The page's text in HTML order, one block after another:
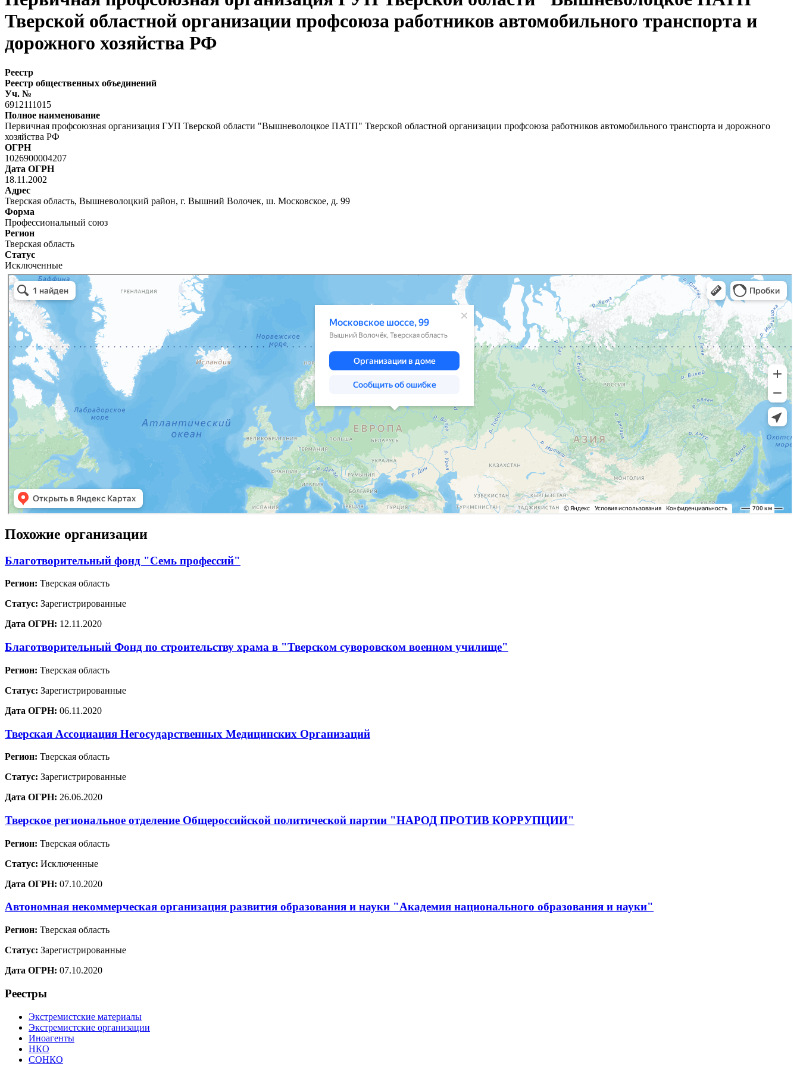
Тверской областной организации профсоюза работников автомобильного транспорта и
дорожного хозяйства РФ
Реестр
Реестр общественных объединений
Уч. №
6912111015
Полное наименование
Первичная профсоюзная организация ГУП Тверской области "Вышневолоцкое ПАТП" Тверской областной организации профсоюза работников автомобильного транспорта и дорожного
хозяйства РФ
ОГРН
1026900004207
Дата ОГРН
18.11.2002
Адрес
Тверская область, Вышневолоцкий район, г. Вышний Волочек, ш. Московское, д. 99
Форма
Профессиональный союз
Регион
Тверская область
Статус
Исключенные
Похожие организации
Благотворительный фонд "Семь профессий"
Регион: Тверская область
Статус: Зарегистрированные
Дата ОГРН: 12.11.2020
Благотворительный Фонд по строительству храма в "Тверском суворовском военном училище"
Регион: Тверская область
Статус: Зарегистрированные
Дата ОГРН: 06.11.2020
Тверская Ассоциация Негосударственных Медицинских Организаций
Регион: Тверская область
Статус: Зарегистрированные
Дата ОГРН: 26.06.2020
Тверское региональное отделение Общероссийской политической партии "НАРОД ПРОТИВ КОРРУПЦИИ"
Регион: Тверская область
Статус: Исключенные
Дата ОГРН: 07.10.2020
Автономная некоммерческая организация развития образования и науки "Академия национального образования и науки"
Регион: Тверская область
Статус: Зарегистрированные
Дата ОГРН: 07.10.2020
Реестры
Экстремистские материалы
Экстремистские организации
Иноагенты
НКО
СОНКО